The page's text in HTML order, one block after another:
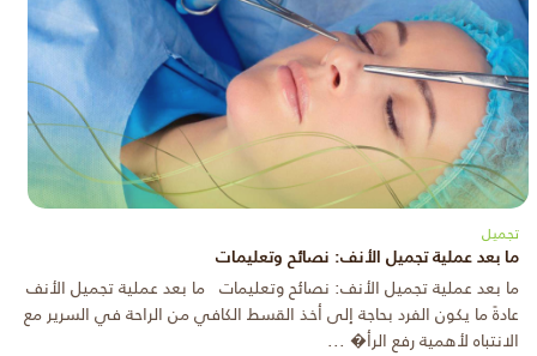
تجميل
ما بعد عملية تجميل الأنف: نصائح وتعليمات
ما بعد عملية تجميل الأنف: نصائح وتعليمات ما بعد عملية تجميل الأنف
عادةً ما يكون الفرد بحاجة إلى أخذ القسط الكافي من الراحة في السرير مع
الانتباه لأهمية رفع الرأ� ...